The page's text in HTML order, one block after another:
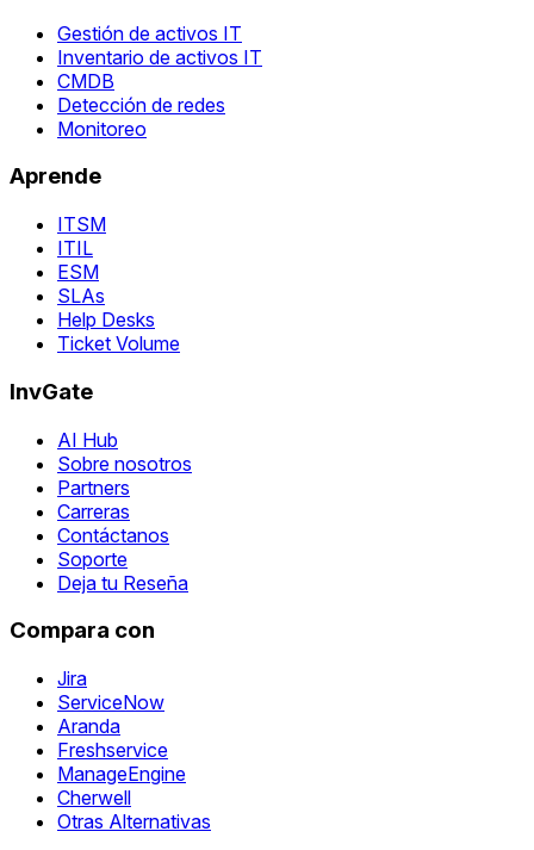
Gestión de activos IT
Inventario de activos IT
CMDB
Detección de redes
Monitoreo
Aprende
ITSM
ITIL
ESM
SLAs
Help Desks
Ticket Volume
InvGate
AI Hub
Sobre nosotros
Partners
Carreras
Contáctanos
Soporte
Deja tu Reseña
Compara con
Jira
ServiceNow
Aranda
Freshservice
ManageEngine
Cherwell
Otras Alternativas